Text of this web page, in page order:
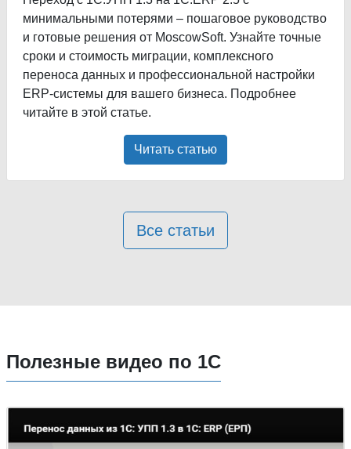
минимальными потерями – пошаговое руководство
и готовые решения от MoscowSoft. Узнайте точные
сроки и стоимость миграции, комплексного
переноса данных и профессиональной настройки
ERP-системы для вашего бизнеса. Подробнее
читайте в этой статье.
Читать статью
Все статьи
Полезные видео по 1С